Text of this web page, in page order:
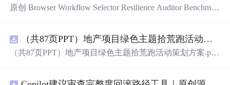
原创 Browser Workflow Selector Resilience Auditor Benchmar
建立固定样本、权重和验收区间，比较不同批次的准确
率、覆盖率与效率；本地网页、JSON/HTML/SVG报告、
图、README、运行说明、MIT License及原创授权声明。
（共87页PPT）地产项目绿色主题拾荒跑活动策划方案.pptx
（共87页PPT）地产项目绿色主题拾荒跑活动策划方案.ppt